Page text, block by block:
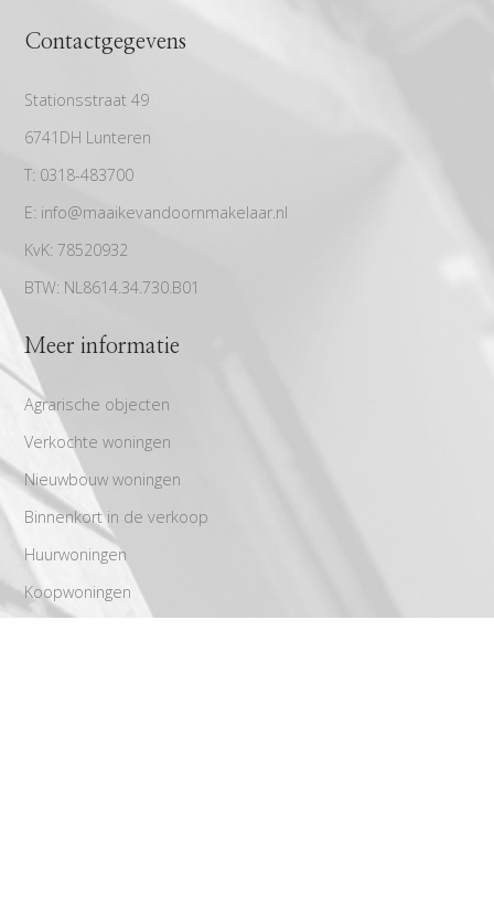
Contactgegevens
Stationsstraat 49
6741DH Lunteren
T: 0318-483700
E: info@maaikevandoornmakelaar.nl
KvK: 78520932
BTW: NL8614.34.730.B01
Meer informatie
Agrarische objecten
Verkochte woningen
Nieuwbouw woningen
Binnenkort in de verkoop
Huurwoningen
Koopwoningen